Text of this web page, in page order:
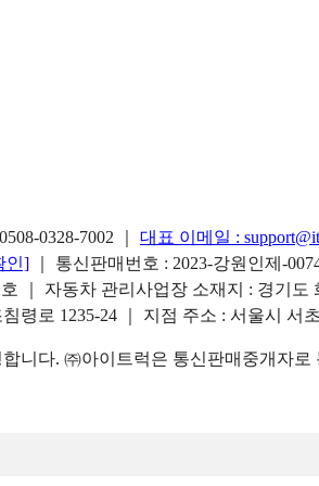
0508-0328-7002 대표 이메일 :
인]
｜ 통신판매번호 : 2023-강원인제-
｜ 자동차 관리사업장 소재지 : 경기
령로 1235-24 ｜ 지점 주소 : 서울시 서
니다. ㈜아이트럭은 통신판매중개자